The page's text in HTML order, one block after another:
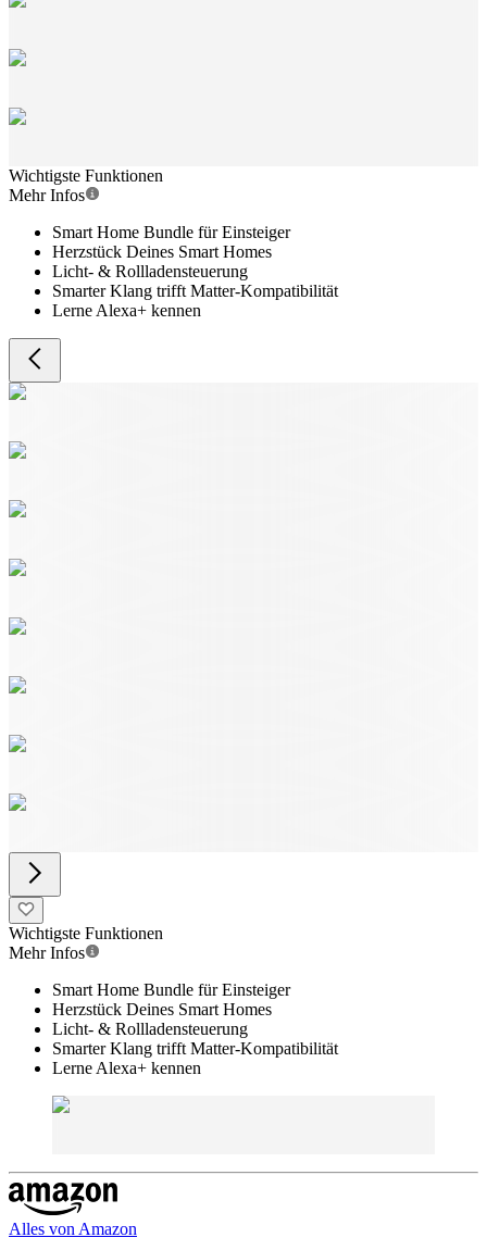
Wichtigste Funktionen
Mehr Infos
Smart Home Bundle für Einsteiger
Herzstück Deines Smart Homes
Licht- & Rollladensteuerung
Smarter Klang trifft Matter-Kompatibilität
Lerne Alexa+ kennen
Wichtigste Funktionen
Mehr Infos
Smart Home Bundle für Einsteiger
Herzstück Deines Smart Homes
Licht- & Rollladensteuerung
Smarter Klang trifft Matter-Kompatibilität
Lerne Alexa+ kennen
Alles von Amazon